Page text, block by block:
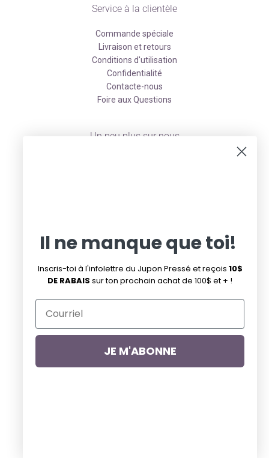
Service à la clientèle
Commande spéciale
Livraison et retours
Conditions d'utilisation
Confidentialité
Contacte-nous
Foire aux Questions
Un peu plus sur nous
Facebook
Pinterest
Il ne manque que toi!
Inscris-toi à l'infolettre du Jupon Pressé et reçois 10$
DE RABAIS sur ton prochain achat de 100$ et + !
JE M'ABONNE